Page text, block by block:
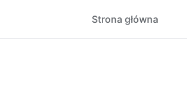
Strona główna